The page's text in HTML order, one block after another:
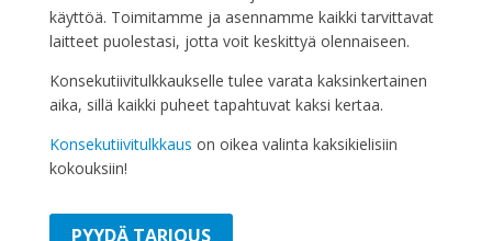
käyttöä. Toimitamme ja asennamme kaikki tarvittavat
laitteet puolestasi, jotta voit keskittyä olennaiseen.
Konsekutiivitulkkaukselle tulee varata kaksinkertainen
aika, sillä kaikki puheet tapahtuvat kaksi kertaa.
Konsekutiivitulkkaus on oikea valinta kaksikielisiin
kokouksiin!
PYYDÄ TARJOUS